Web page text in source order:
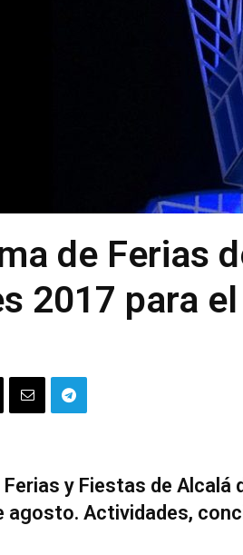
de Ferias
2017 para
y Fiestas de Alcalá
agosto. Actividades,